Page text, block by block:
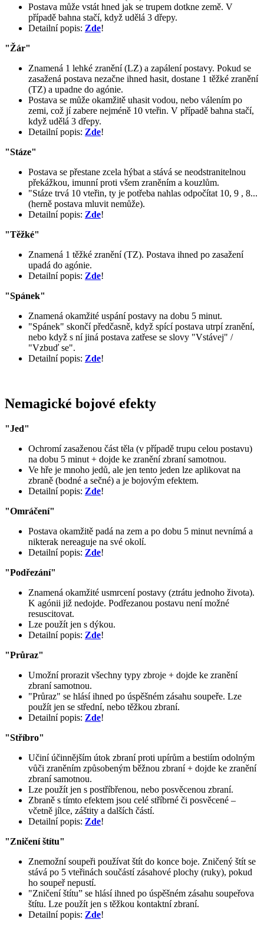
Postava může vstát hned jak se trupem dotkne země. V
případě bahna stačí, když udělá 3 dřepy.
Detailní popis: Zde!
"Žár"
Znamená 1 lehké zranění (LZ) a zapálení postavy. Pokud se
zasažená postava nezačne ihned hasit, dostane 1 těžké zranění
(TZ) a upadne do agónie.
Postava se může okamžitě uhasit vodou, nebo válením po
zemi, což jí zabere nejméně 10 vteřin. V případě bahna stačí,
když udělá 3 dřepy.
Detailní popis: Zde!
"Stáze"
Postava se přestane zcela hýbat a stává se neodstranitelnou
překážkou, imunní proti všem zraněním a kouzlům.
"Stáze trvá 10 vteřin, ty je potřeba nahlas odpočítat 10, 9 , 8...
(herně postava mluvit nemůže).
Detailní popis: Zde!
"Těžké"
Znamená 1 těžké zranění (TZ). Postava ihned po zasažení
upadá do agónie.
Detailní popis: Zde!
"Spánek"
Znamená okamžité uspání postavy na dobu 5 minut.
"Spánek" skončí předčasně, když spící postava utrpí zranění,
nebo když s ní jiná postava zatřese se slovy "Vstávej" /
"Vzbuď se".
Detailní popis: Zde!
Nemagické bojové efekty
"Jed"
Ochromí zasaženou část těla (v případě trupu celou postavu)
na dobu 5 minut + dojde ke zranění zbraní samotnou.
Ve hře je mnoho jedů, ale jen tento jeden lze aplikovat na
zbraně (bodné a sečné) a je bojovým efektem.
Detailní popis: Zde!
"Omráčení"
Postava okamžitě padá na zem a po dobu 5 minut nevnímá a
nikterak nereaguje na své okolí.
Detailní popis: Zde!
"Podřezání"
Znamená okamžité usmrcení postavy (ztrátu jednoho života).
K agónii již nedojde. Podřezanou postavu není možné
resuscitovat.
Lze použít jen s dýkou.
Detailní popis: Zde!
"Průraz"
Umožní prorazit všechny typy zbroje + dojde ke zranění
zbraní samotnou.
"Průraz" se hlásí ihned po úspěšném zásahu soupeře. Lze
použít jen se střední, nebo těžkou zbraní.
Detailní popis: Zde!
"Stříbro"
Učiní účinnějším útok zbraní proti upírům a bestiím odolným
vůči zraněním způsobeným běžnou zbraní + dojde ke zranění
zbraní samotnou.
Lze použít jen s postříbřenou, nebo posvěcenou zbraní.
Zbraně s tímto efektem jsou celé stříbrné či posvěcené –
včetně jílce, záštity a dalších částí.
Detailní popis: Zde!
"Zničení štítu"
Znemožní soupeři používat štít do konce boje. Zničený štít se
stává po 5 vteřinách součástí zásahové plochy (ruky), pokud
ho soupeř nepustí.
"Zničení štítu” se hlásí ihned po úspěšném zásahu soupeřova
štítu. Lze použít jen s těžkou kontaktní zbraní.
Detailní popis: Zde!